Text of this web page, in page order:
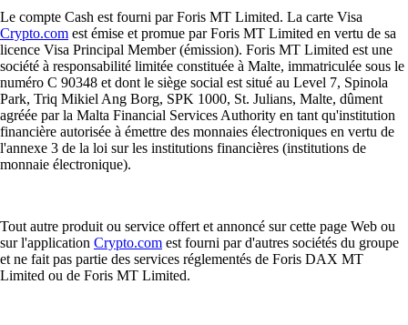
Le compte Cash est fourni par Foris MT Limited. La carte Visa
Crypto.com est émise et promue par Foris MT Limited en vertu de sa
licence Visa Principal Member (émission). Foris MT Limited est une
société à responsabilité limitée constituée à Malte, immatriculée sous le
numéro C 90348 et dont le siège social est situé au Level 7, Spinola
Park, Triq Mikiel Ang Borg, SPK 1000, St. Julians, Malte, dûment
agréée par la Malta Financial Services Authority en tant qu'institution
financière autorisée à émettre des monnaies électroniques en vertu de
l'annexe 3 de la loi sur les institutions financières (institutions de
monnaie électronique).
Tout autre produit ou service offert et annoncé sur cette page Web ou
sur l'application Crypto.com est fourni par d'autres sociétés du groupe
et ne fait pas partie des services réglementés de Foris DAX MT
Limited ou de Foris MT Limited.